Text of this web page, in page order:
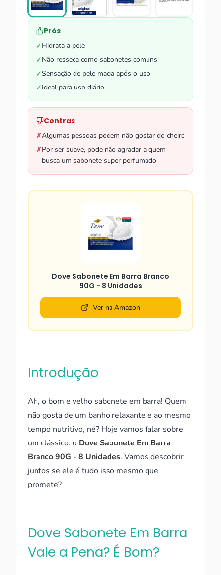
Prós
✓Hidrata a pele
✓Não resseca como sabonetes comuns
✓Sensação de pele macia após o uso
✓Ideal para uso diário
Contras
✗Algumas pessoas podem não gostar do cheiro
✗Por ser suave, pode não agradar a quem
busca um sabonete super perfumado
Dove Sabonete Em Barra Branco
90G - 8 Unidades
Ver na Amazon
Introdução
Ah, o bom e velho sabonete em barra! Quem
não gosta de um banho relaxante e ao mesmo
tempo nutritivo, né? Hoje vamos falar sobre
um clássico: o Dove Sabonete Em Barra
Branco 90G - 8 Unidades. Vamos descobrir
juntos se ele é tudo isso mesmo que
promete?
Dove Sabonete Em Barra
Vale a Pena? É Bom?